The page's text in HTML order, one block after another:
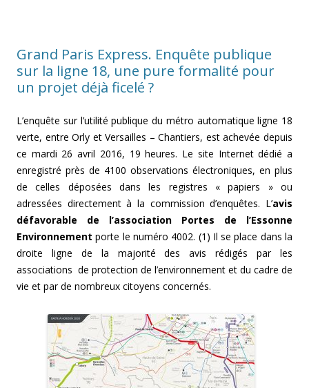
Grand Paris Express. Enquête publique
sur la ligne 18, une pure formalité pour
un projet déjà ficelé ?
L’enquête sur l’utilité publique du métro automatique ligne 18
verte, entre Orly et Versailles – Chantiers, est achevée depuis
ce mardi 26 avril 2016, 19 heures. Le site Internet dédié a
enregistré près de 4100 observations électroniques, en plus
de celles déposées dans les registres « papiers » ou
adressées directement à la commission d’enquêtes. L’avis
défavorable de l’association Portes de l’Essonne
Environnement porte le numéro 4002. (1) Il se place dans la
droite ligne de la majorité des avis rédigés par les
associations de protection de l’environnement et du cadre de
vie et par de nombreux citoyens concernés.